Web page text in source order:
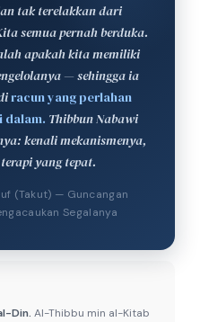
tak terelakkan dari
semua pernah berduka.
apakah kita memiliki
— sehingga ia
racun yang perlahan
dalam. Thibbun Nabawi
kenali mekanismenya,
yang tepat.
(Takut) — Guncangan
Segalanya
Din. Al-Thibbu min al-Kitab